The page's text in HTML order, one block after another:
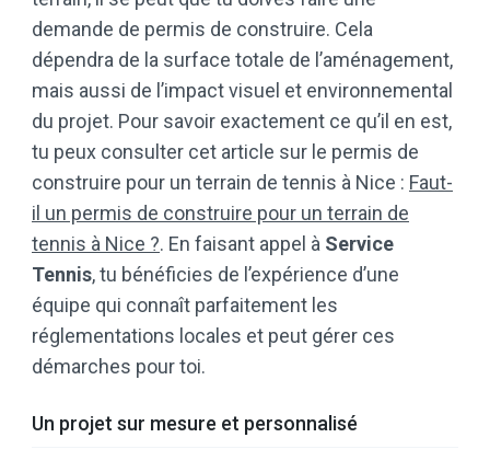
demande de permis de construire. Cela
dépendra de la surface totale de l’aménagement,
mais aussi de l’impact visuel et environnemental
du projet. Pour savoir exactement ce qu’il en est,
tu peux consulter cet article sur le permis de
construire pour un terrain de tennis à Nice : Faut-
il un permis de construire pour un terrain de
tennis à Nice ?. En faisant appel à Service
Tennis, tu bénéficies de l’expérience d’une
équipe qui connaît parfaitement les
réglementations locales et peut gérer ces
démarches pour toi.
Un projet sur mesure et personnalisé